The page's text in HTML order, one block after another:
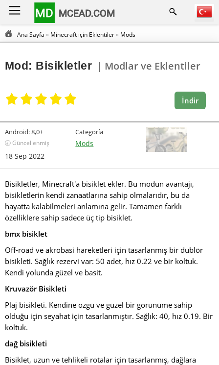
MD MCEAD.COM
Ana Sayfa » Minecraft için Eklentiler» Mods
Mod: Bisikletler | Modlar ve Eklentiler
İndir
Android:8,0+
🕣 Güncellenmiş
18 Sep 2022
Categoría
Mods
Bisikletler, Minecraft'a bisiklet ekler. Bu modun avantajı,
bisikletlerin kendi zanaatlarına sahip olmalarıdır, bu da
hayatta kalabilmeleri anlamına gelir. Tamamen farklı
özelliklere sahip sadece üç tip bisiklet.
bmx bisiklet
Off-road ve akrobasi hareketleri için tasarlanmış bir dublör
bisikleti. Sağlık rezervi var: 50 adet, hız 0.22 ve bir koltuk.
Kendi yolunda güzel ve basit.
Kruvazör Bisikleti
Plaj bisikleti. Kendine özgü ve güzel bir görünüme sahip
olduğu için seyahat için tasarlanmıştır. Sağlık: 40, hız 0.19. Bir
koltuk.
dağ bisikleti
Bisiklet, uzun ve tehlikeli rotalar için tasarlanmış, dağlara